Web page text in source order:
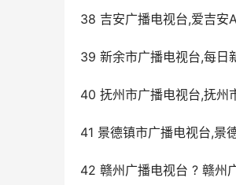
38 吉安广播电视台,爱吉安
39 新余市广播电视台,每日
40 抚州市广播电视台,抚州
41 景德镇市广播电视台,景
42 赣州广播电视台 ? 赣州